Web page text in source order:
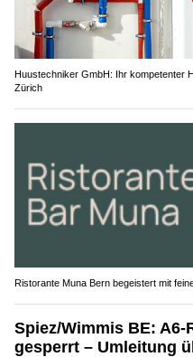
Huustechniker GmbH: Ihr kompetenter
Zürich
Ristorante Muna Bern begeistert mit
Spiez/Wimmis BE:
gesperrt – Umleitung